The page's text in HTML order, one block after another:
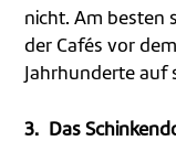
nicht. Am besten
der Cafés vor
Jahrhunderte auf
3. Das